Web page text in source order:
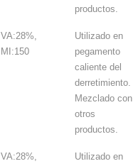
productos.
VA:28%,
MI:150
Utilizado en
pegamento
caliente del
derretimiento.
Mezclado con
otros
productos.
VA:28%,
Utilizado en